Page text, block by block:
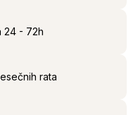
24 - 72h
rata